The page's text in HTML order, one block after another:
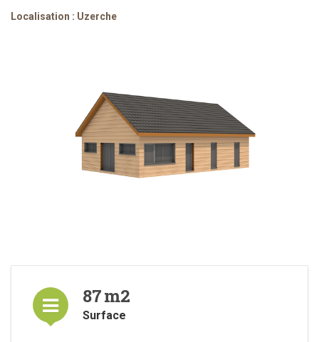
Localisation : Uzerche
87m2
Surface